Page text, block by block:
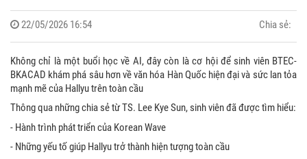
22/05/2026 16:54 Chia sẻ:
Không chỉ là một buổi học về AI, đây còn là cơ hội để sinh viên BTEC-
BKACAD khám phá sâu hơn về văn hóa Hàn Quốc hiện đại và sức lan tỏa
mạnh mẽ của Hallyu trên toàn cầu
Thông qua những chia sẻ từ TS. Lee Kye Sun, sinh viên đã được tìm hiểu:
- Hành trình phát triển của Korean Wave
- Những yếu tố giúp Hallyu trở thành hiện tượng toàn cầu